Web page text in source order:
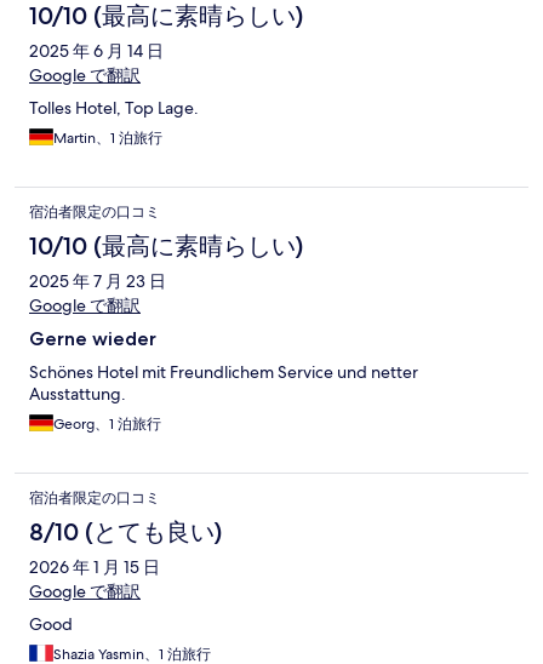
10/10 (最高に素晴らしい)
2025 年 6 月 14 日
Google で翻訳
Tolles Hotel, Top Lage.
Martin、1 泊旅行
宿泊者限定の口コミ
10/10 (最高に素晴らしい)
2025 年 7 月 23 日
Google で翻訳
Gerne wieder
Schönes Hotel mit Freundlichem Service und netter
Ausstattung.
Georg、1 泊旅行
宿泊者限定の口コミ
8/10 (とても良い)
2026 年 1 月 15 日
Google で翻訳
Good
Shazia Yasmin、1 泊旅行